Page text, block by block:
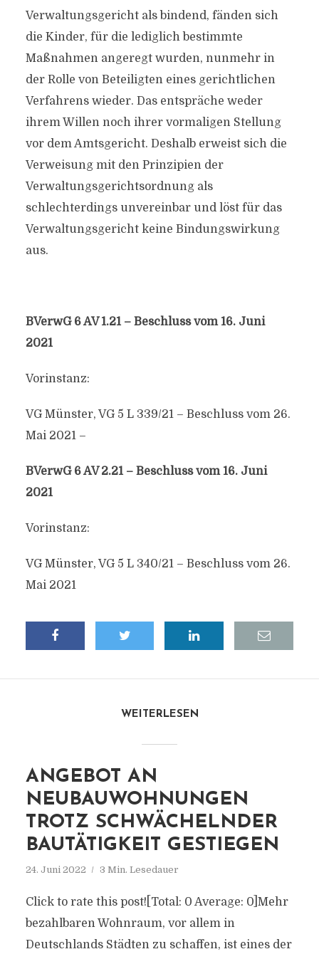
Verwaltungsgericht als bindend, fänden sich
die Kinder, für die lediglich bestimmte
Maßnahmen angeregt wurden, nunmehr in
der Rolle von Beteiligten eines gerichtlichen
Verfahrens wieder. Das entspräche weder
ihrem Willen noch ihrer vormaligen Stellung
vor dem Amtsgericht. Deshalb erweist sich die
Verweisung mit den Prinzipien der
Verwaltungsgerichtsordnung als
schlechterdings unvereinbar und löst für das
Verwaltungsgericht keine Bindungswirkung
aus.
BVerwG 6 AV 1.21 – Beschluss vom 16. Juni
2021
Vorinstanz:
VG Münster, VG 5 L 339/21 – Beschluss vom 26.
Mai 2021 –
BVerwG 6 AV 2.21 – Beschluss vom 16. Juni
2021
Vorinstanz:
VG Münster, VG 5 L 340/21 – Beschluss vom 26.
Mai 2021
WEITERLESEN
ANGEBOT AN
NEUBAUWOHNUNGEN
TROTZ SCHWÄCHELNDER
BAUTÄTIGKEIT GESTIEGEN
24. Juni 2022 3 Min. Lesedauer
Click to rate this post![Total: 0 Average: 0]Mehr
bezahlbaren Wohnraum, vor allem in
Deutschlands Städten zu schaffen, ist eines der